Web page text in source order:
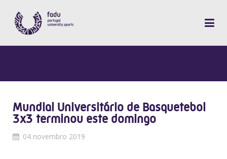
Mundial Universitário de Basquetebol
3x3 terminou este domingo
04 novembro 2019